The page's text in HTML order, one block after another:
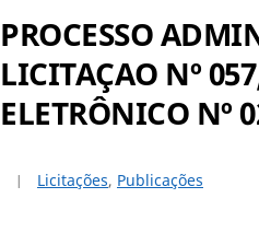
PROCESSO
LICITAÇAO Nº
ELETRÔNICO Nº
Licitações, Publicações